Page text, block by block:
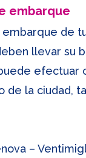
embarque
de
llevar
efectuar
de la ciudad,
–